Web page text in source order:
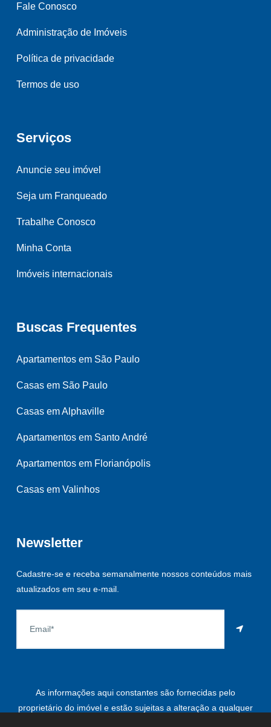
Fale Conosco
Administração de Imóveis
Política de privacidade
Termos de uso
Serviços
Anuncie seu imóvel
Seja um Franqueado
Trabalhe Conosco
Minha Conta
Imóveis internacionais
Buscas Frequentes
Apartamentos em São Paulo
Casas em São Paulo
Casas em Alphaville
Apartamentos em Santo André
Apartamentos em Florianópolis
Casas em Valinhos
Newsletter
Cadastre-se e receba semanalmente nossos conteúdos mais
atualizados em seu e-mail.
As informações aqui constantes são fornecidas pelo
proprietário do imóvel e estão sujeitas a alteração a qualquer